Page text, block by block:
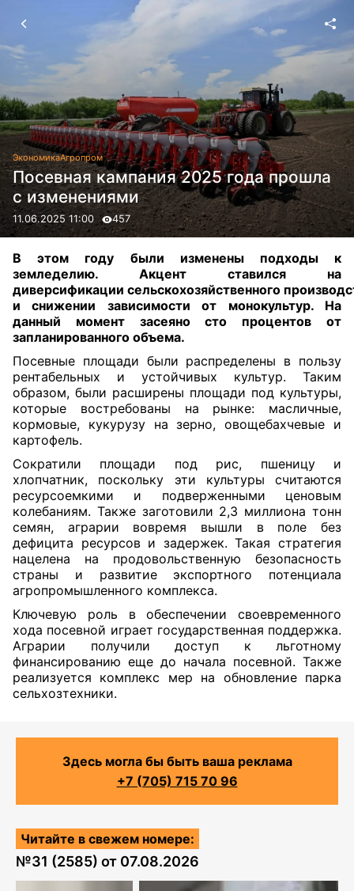
ЭкономикаАгропром
Посевная кампания 2025 года прошла
с изменениями
11.06.2025 11:00 457
В этом году были изменены подходы к
земледелию. Акцент ставился на
диверсификации сельскохозяйственного
и снижении зависимости от
монокультур. На
данный
момент засеяно сто процентов от
запланированного объема.
Посевные площади были распределены в пользу
рентабельных и устойчивых культур. Таким
образом, были расширены площади под культуры,
которые востребованы на рынке: масличные,
кормовые, кукурузу на зерно, овощебахчевые и
картофель.
Сократили площади под рис, пшеницу и
хлопчатник, поскольку эти культуры считаются
ресурсоемкими и подверженными ценовым
колебаниям. Также заготовили 2,3 миллиона тонн
семян, аграрии вовремя вышли в поле без
дефицита ресурсов и задержек. Такая стратегия
нацелена на продовольственную безопасность
страны и развитие экспортного потенциала
агропромышленного комплекса.
Ключевую роль в обеспечении своевременного
хода посевной играет государственная поддержка.
Аграрии получили доступ к льготному
финансированию еще до начала посевной. Также
реализуется комплекс мер на обновление парка
сельхозтехники.
Здесь могла бы быть ваша реклама
+7 (705) 715 70 96
Читайте в свежем номере:
№31 (2585) от 07.08.2026